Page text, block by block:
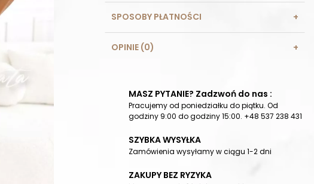
SPOSOBY PŁATNOŚCI
OPINIE (0)
MASZ PYTANIE? Zadzwoń do nas :
Pracujemy od poniedziałku do piątku. Od
godziny 9:00 do godziny 15:00. +48 537 238 431
SZYBKA WYSYŁKA
Zamówienia wysyłamy w ciągu 1-2 dni
ZAKUPY BEZ RYZYKA